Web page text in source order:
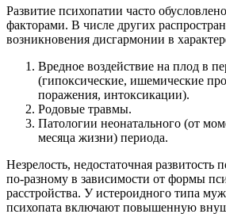
Развитие психопатии часто
факторами. В числе других
возникновения дисгармонии в
Вредное воздействие на плод в
(гипоксические, ишемические
поражения, интоксикации).
Родовые травмы.
Патологии неонатального (от
месяца жизни) периода.
Незрелость, недостаточная развитость
по-разному в зависимости от формы
расстройства. У истероидного типа
психопата включают повышенную